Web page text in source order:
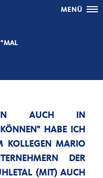
MENÜ
AUCH IN
HABE ICH
KOLLEGEN MARIO
DER
(MIT) AUCH